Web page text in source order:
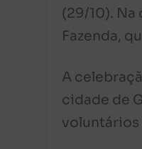
(29/10).
Fazenda,
A
cidade de
voluntários